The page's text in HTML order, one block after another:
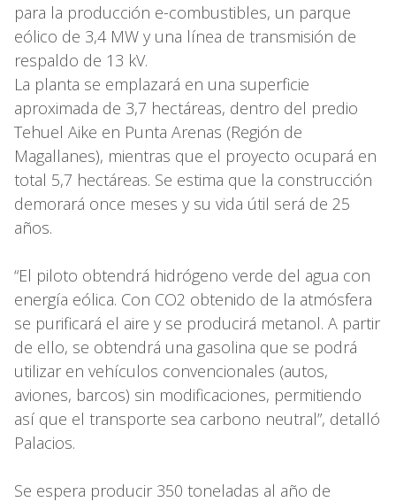
para la producción e-combustibles, un parque
eólico de 3,4 MW y una línea de transmisión de
respaldo de 13 kV.
La planta se emplazará en una superficie
aproximada de 3,7 hectáreas, dentro del predio
Tehuel Aike en Punta Arenas (Región de
Magallanes), mientras que el proyecto ocupará en
total 5,7 hectáreas. Se estima que la construcción
demorará once meses y su vida útil será de 25
años.
“El piloto obtendrá hidrógeno verde del agua con
energía eólica. Con CO2 obtenido de la atmósfera
se purificará el aire y se producirá metanol. A partir
de ello, se obtendrá una gasolina que se podrá
utilizar en vehículos convencionales (autos,
aviones, barcos) sin modificaciones, permitiendo
así que el transporte sea carbono neutral”, detalló
Palacios.
Se espera producir 350 toneladas al año de